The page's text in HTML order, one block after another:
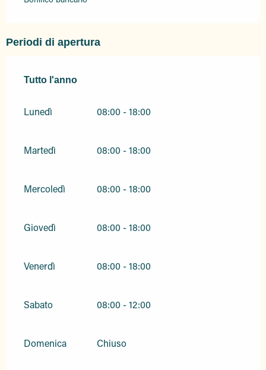
Periodi di apertura
Tutto l'anno
Tutto l'anno
Lunedì 08:00 - 18:00
Martedì 08:00 - 18:00
Mercoledì 08:00 - 18:00
Giovedì 08:00 - 18:00
Venerdì 08:00 - 18:00
Sabato 08:00 - 12:00
Domenica Chiuso